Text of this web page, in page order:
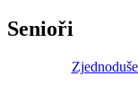
Senioři